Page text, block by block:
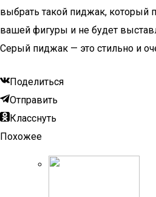
выбрать такой пиджак, который
вашей фигуры и не будет
Серый пиджак — это стильно и
Поделиться
Отправить
Класснуть
Похожее